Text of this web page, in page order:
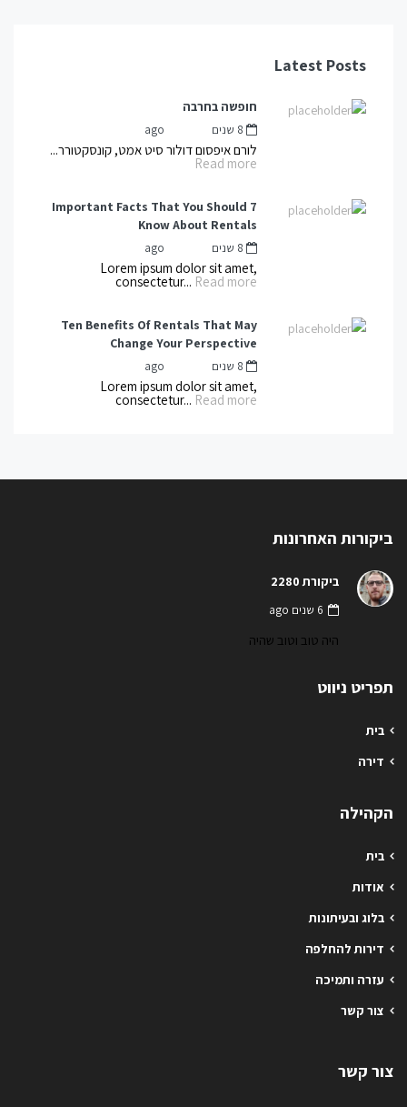
Latest Posts
חופשה בחרבה
לורם איפסום דולור סיט אמט, קונסקטורר...
Read more
7 Important Facts That You Should
Know About Rentals
Lorem ipsum dolor sit amet,
consectetur... Read more
Ten Benefits Of Rentals That May
Change Your Perspective
Lorem ipsum dolor sit amet,
consectetur... Read more
ביקורות האחרונות
ביקורת 2280
6 שנים ago
היה טוב וטוב שהיה
תפריט ניווט
בית
דירה
הקהילה
בית
אודות
בלוג ובעיתונות
דירות להחלפה
עזרה ותמיכה
צור קשר
צור קשר